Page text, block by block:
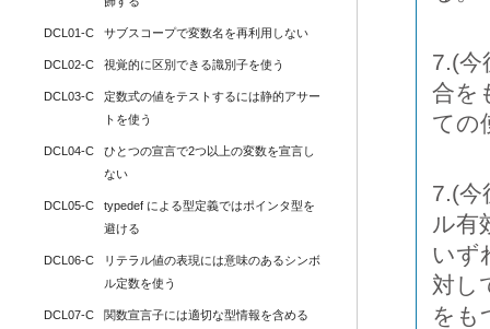
7.(今
合を
ての
7.(今
ル有
いず
対し
をも
DCL01-C サブスコープで変数名を再利用しない
DCL02-C 視覚的に区別できる識別子を使う
DCL03-C
定数式の値をテストするには静的アサー
トを使う
DCL04-C
ひとつの宣言で2つ以上の変数を宣言し
ない
DCL05-C
typedef による型定義ではポインタ型を
避ける
DCL06-C
リテラル値の表現には意味のあるシンボ
ル定数を使う
DCL07-C 関数宣言子には適切な型情報を含める